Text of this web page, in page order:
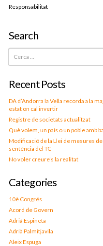
Responsabilitat
Search
Cerca:
Recent Posts
DA d’Andorra la Vella recorda a la
estat on cal invertir
Registre de societats actualitzat
Què volem, un país o un poble amb
Modificació de la Llei de mesures
sentència del TC
No voler creure’s la realitat
Categories
10è Congrés
Acord de Govern
Adrià Espineta
Adrià Palmitjavila
Aleix Espuga